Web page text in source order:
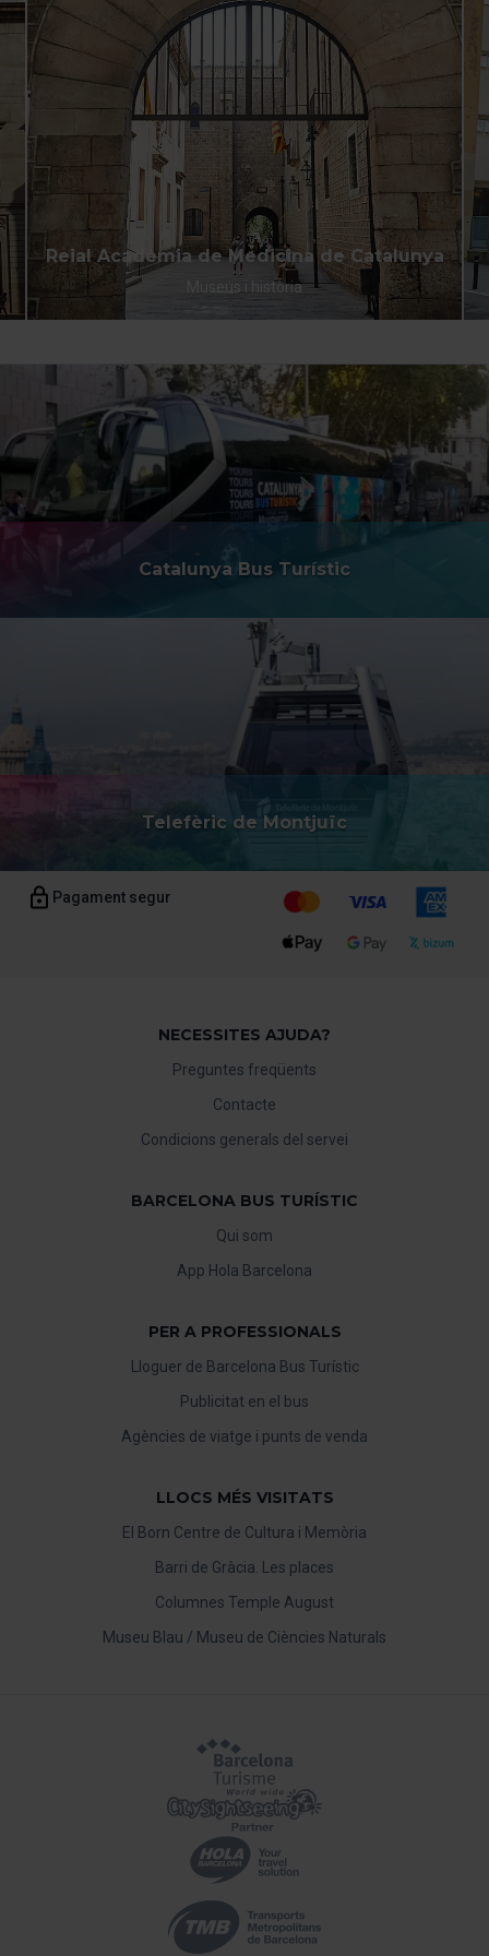
Reial Acadèmia de Medicina de Catalunya
Museus i història
Catalunya Bus Turístic
Telefèric de Montjuïc
Pagament segur
NECESSITES AJUDA?
Preguntes freqüents
Contacte
Condicions generals del servei
BARCELONA BUS TURÍSTIC
Qui som
App Hola Barcelona
PER A PROFESSIONALS
Lloguer de Barcelona Bus Turístic
Publicitat en el bus
Agències de viatge i punts de venda
LLOCS MÉS VISITATS
El Born Centre de Cultura i Memòria
Barri de Gràcia. Les places
Columnes Temple August
Museu Blau / Museu de Ciències Naturals